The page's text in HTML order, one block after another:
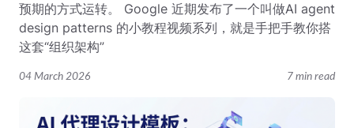
04 March 2026 7 min read
预期的方式运转。 Google 近期发布了一个叫做AI agent
design patterns 的小教程视频系列，就是手把手教你搭
这套“组织架构”